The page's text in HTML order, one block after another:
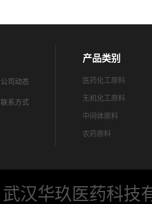
公司动态
联系方式
产品类别
医药化工原料
无机化工原料
中间体原料
农药原料
武汉华玖医药科技